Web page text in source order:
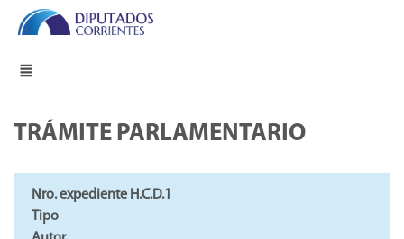
TRÁMITE PARLAMENTARIO
Nro. expediente H.C.D.1
Tipo